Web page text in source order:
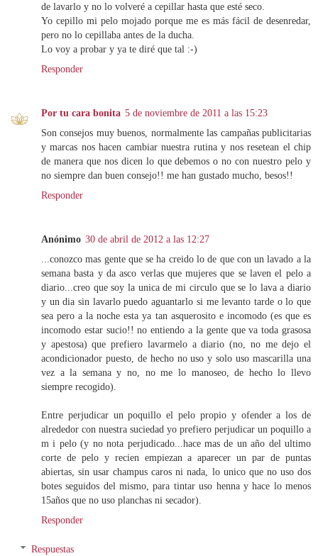
de lavarlo y no lo volveré a cepillar hasta que esté seco.
Yo cepillo mi pelo mojado porque me es más fácil de desenredar,
pero no lo cepillaba antes de la ducha.
Lo voy a probar y ya te diré que tal :-)
Responder
Por tu cara bonita 5 de noviembre de 2011 a las 15:23
Son consejos muy buenos, normalmente las campañas publicitarias
y marcas nos hacen cambiar nuestra rutina y nos resetean el chip
de manera que nos dicen lo que debemos o no con nuestro pelo y
no siempre dan buen consejo!! me han gustado mucho, besos!!
Responder
Anónimo 30 de abril de 2012 a las 12:27
...conozco mas gente que se ha creido lo de que con un lavado a la
semana basta y da asco verlas que mujeres que se laven el pelo a
diario...creo que soy la unica de mi circulo que se lo lava a diario
y un dia sin lavarlo puedo aguantarlo si me levanto tarde o lo que
sea pero a la noche esta ya tan asquerosito e incomodo (es que es
incomodo estar sucio!! no entiendo a la gente que va toda grasosa
y apestosa) que prefiero lavarmelo a diario (no, no me dejo el
acondicionador puesto, de hecho no uso y solo uso mascarilla una
vez a la semana y no, no me lo manoseo, de hecho lo llevo
siempre recogido).
Entre perjudicar un poquillo el pelo propio y ofender a los de
alrededor con nuestra suciedad yo prefiero perjudicar un poquillo a
m i pelo (y no nota perjudicado...hace mas de un año del ultimo
corte de pelo y recien empiezan a aparecer un par de puntas
abiertas, sin usar champus caros ni nada, lo unico que no uso dos
botes seguidos del mismo, para tintar uso henna y hace lo menos
15años que no uso planchas ni secador).
Responder
Respuestas